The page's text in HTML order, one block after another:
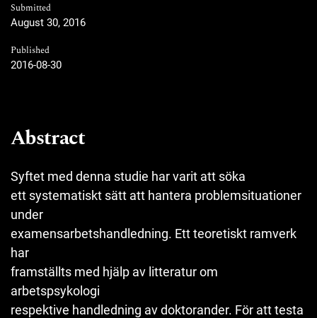
Submitted
August 30, 2016
Published
2016-08-30
Abstract
Syftet med denna studie har varit att söka
ett systematiskt sätt att hantera problemsituationer
under
examensarbetshandledning. Ett teoretiskt ramverk
har
framställts med hjälp av litteratur om
arbetspsykologi
respektive handledning av doktorander. För att testa